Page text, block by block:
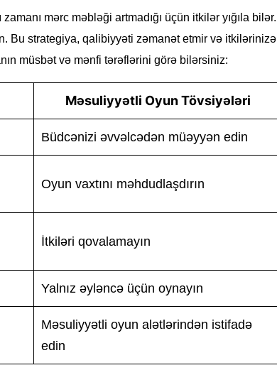
mərc məbləği artmadığı üçün itkilər yığıla bilər.
Bu strategiya, qalibiyyəti zəmanət etmir və itkilərinizə
müsbət və mənfi tərəflərini görə bilərsiniz:
Məsuliyyətli Oyun Tövsiyələri
Büdcənizi əvvəlcədən müəyyən edin
Oyun vaxtını məhdudlaşdırın
İtkiləri qovalamayın
Yalnız əyləncə üçün oynayın
Məsuliyyətli oyun alətlərindən istifadə
edin